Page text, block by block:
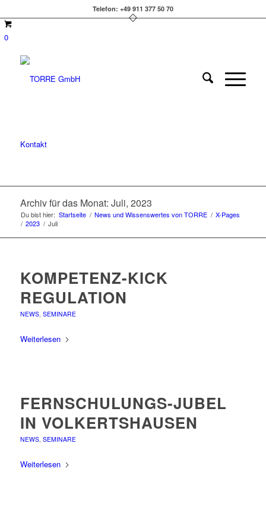
Telefon: +49 911 377 50 70
0
Kontakt
Archiv für das Monat: Juli, 2023
Du bist hier: Startseite / News und Wissenswertes von TORRE / X-Pages
/ 2023 / Juli
KOMPETENZ-KICK
REGULATION
NEWS, SEMINARE
Weiterlesen
FERNSCHULUNGS-JUBEL
IN VOLKERTSHAUSEN
NEWS, SEMINARE
Weiterlesen